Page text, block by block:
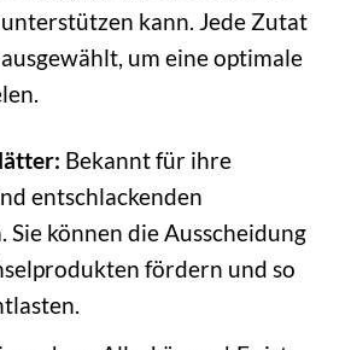
kann. Jede Zutat
um eine optimale
Bekannt für ihre
entschlackenden
Sie können die Ausscheidung
fördern und so